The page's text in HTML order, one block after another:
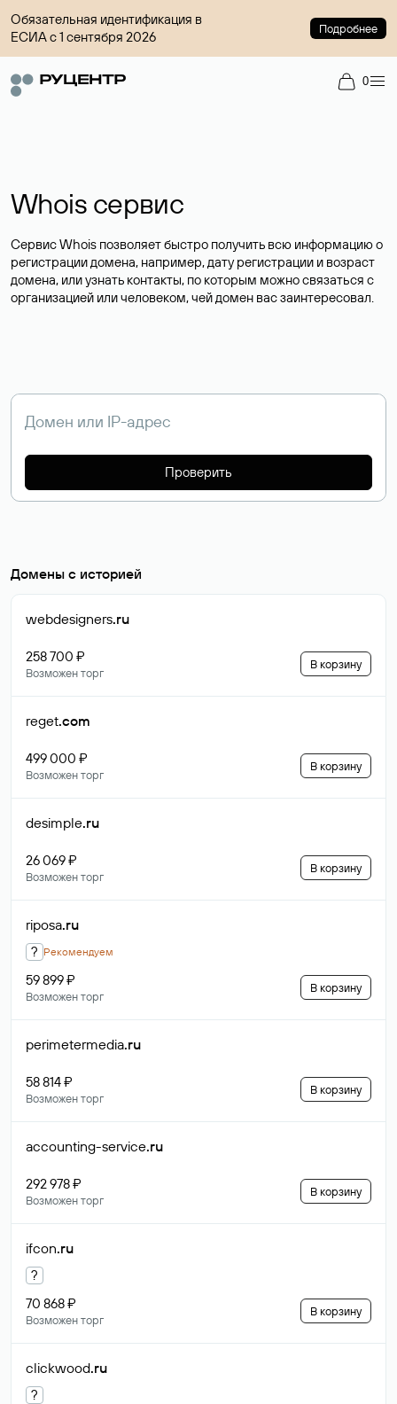
Обязательная идентификация в
ЕСИА с 1 сентября 2026
Подробнее
0
Whois сервис
Сервис Whois позволяет быстро получить всю информацию о
регистрации домена, например, дату регистрации и возраст
домена, или узнать контакты, по которым можно связаться с
организацией или человеком, чей домен вас заинтересовал.
Проверить
Домены с историей
webdesigners.ru
258 700 ₽
Возможен торг
В корзину
reget.com
499 000 ₽
Возможен торг
В корзину
desimple.ru
26 069 ₽
Возможен торг
В корзину
riposa.ru
? Рекомендуем
59 899 ₽
Возможен торг
В корзину
perimetermedia.ru
58 814 ₽
Возможен торг
В корзину
accounting-service.ru
292 978 ₽
Возможен торг
В корзину
ifcon.ru
?
70 868 ₽
Возможен торг
В корзину
clickwood.ru
?